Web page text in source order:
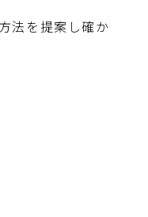
法を提案し確か